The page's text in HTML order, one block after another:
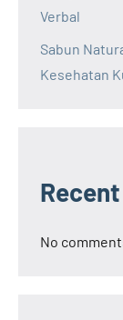
Verbal
Sabun
Kesehatan
No